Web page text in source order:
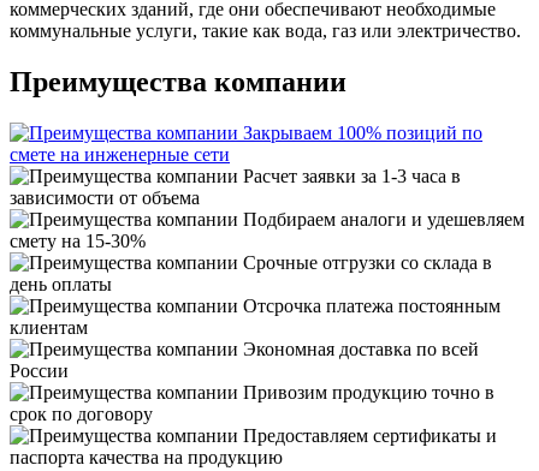
коммерческих зданий, где они обеспечивают необходимые
коммунальные услуги, такие как вода, газ или электричество.
Преимущества компании
Закрываем 100% позиций по
смете на инженерные сети
Расчет заявки за 1-3 часа в
зависимости от объема
Подбираем аналоги и удешевляем
смету на 15-30%
Срочные отгрузки со склада в
день оплаты
Отсрочка платежа постоянным
клиентам
Экономная доставка по всей
России
Привозим продукцию точно в
срок по договору
Предоставляем сертификаты и
паспорта качества на продукцию